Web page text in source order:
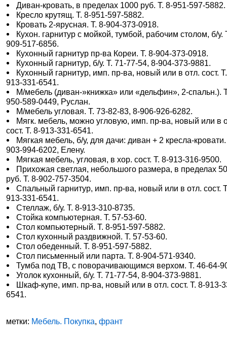
Диван-кровать, в пределах 1000 руб. Т. 8-951-597-5882.
Кресло крутящ. Т. 8-951-597-5882.
Кровать 2-ярусная. Т. 8-904-373-0918.
Кухон. гарнитур с мойкой, тумбой, рабочим столом, б/у.
909-517-6856.
Кухонный гарнитур пр-ва Кореи. Т. 8-904-373-0918.
Кухонный гарнитур, б/у. Т. 71-77-54, 8-904-373-9881.
Кухонный гарнитур, имп. пр-ва, новый или в отл. сост.
913-331-6541.
М/мебель (диван-»книжка» или «дельфин», 2-спальн.).
950-589-0449, Руслан.
М/мебель угловая. Т. 73-82-83, 8-906-926-6282.
Мягк. мебель, можно угловую, имп. пр-ва, новый или в
сост. Т. 8-913-331-6541.
Мягкая мебель, б/у, для дачи: диван + 2 кресла-
903-994-6202, Елену.
Мягкая мебель, угловая, в хор. сост. Т. 8-913-316-9500.
Прихожая светлая, небольшого размера, в пределах
руб. Т. 8-902-757-3504.
Спальный гарнитур, имп. пр-ва, новый или в отл. сост.
913-331-6541.
Стеллаж, б/у. Т. 8-913-310-8735.
Стойка компьютерная. Т. 57-53-60.
Стол компьютерный. Т. 8-951-597-5882.
Стол кухонный раздвижной. Т. 57-53-60.
Стол обеденный. Т. 8-951-597-5882.
Стол письменный или парта. Т. 8-904-571-9340.
Тумба под ТВ, с поворачивающимся верхом. Т. 46-64-
Уголок кухонный, б/у. Т. 71-77-54, 8-904-373-9881.
Шкаф-купе, имп. пр-ва, новый или в отл. сост. Т. 8-913-
6541.
метки: Мебель. Покупка,франт